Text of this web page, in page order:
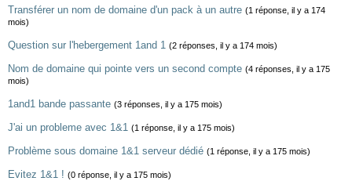
Transférer un nom de domaine d'un pack à un autre (1 réponse, il y a 174
mois)
Question sur l'hebergement 1and 1 (2 réponses, il y a 174 mois)
Nom de domaine qui pointe vers un second compte (4 réponses, il y a 175
mois)
1and1 bande passante (3 réponses, il y a 175 mois)
J'ai un probleme avec 1&1 (1 réponse, il y a 175 mois)
Problème sous domaine 1&1 serveur dédié (1 réponse, il y a 175 mois)
Evitez 1&1 ! (0 réponse, il y a 175 mois)